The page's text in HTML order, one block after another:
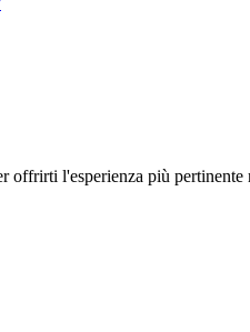
l'esperienza più